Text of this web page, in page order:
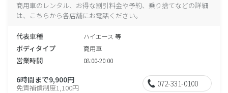
商用車のレンタル、お得な割引料金や予約、乗り捨てなどの詳細
は、こちらから各店舗にお電話ください。
代表車種 ハイエース 等
ボディタイプ 商用車
営業時間 08:00-20:00
6時間まで9,900円
免責補償制度1,100円 072-331-0100